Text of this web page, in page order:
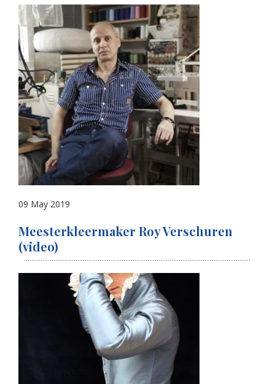
09 May 2019
Meesterkleermaker Roy Verschuren
(video)